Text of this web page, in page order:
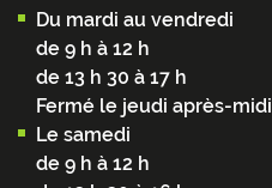
Du mardi au vendredi
de 9 h à 12 h
de 13 h 30 à 17 h
Fermé le jeudi après-midi
Le samedi
de 9 h à 12 h